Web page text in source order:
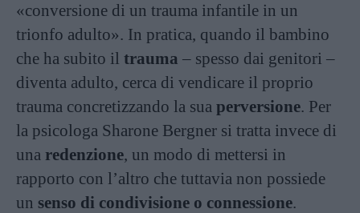
«conversione di un trauma infantile in un
trionfo adulto». In pratica, quando il bambino
che ha subito il trauma – spesso dai genitori –
diventa adulto, cerca di vendicare il proprio
trauma concretizzando la sua perversione. Per
la psicologa Sharone Bergner si tratta invece di
una redenzione, un modo di mettersi in
rapporto con l’altro che tuttavia non possiede
un senso di condivisione o connessione.